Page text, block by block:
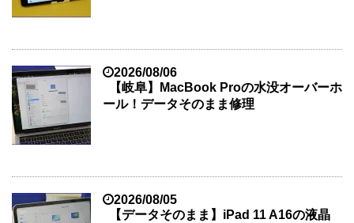
2026/08/06
【岐阜】MacBook Proの水没オーバーホ
ール！データそのまま修理
2026/08/05
【データそのまま】iPad 11 A16の液晶